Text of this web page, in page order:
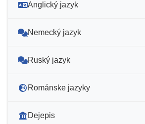
Anglický jazyk
Nemecký jazyk
Ruský jazyk
Románske jazyky
Dejepis